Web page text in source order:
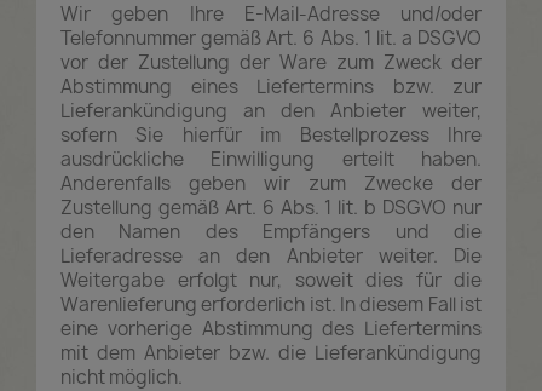
Wir geben Ihre E-Mail-Adresse und/oder
Telefonnummer gemäß Art. 6 Abs. 1 lit. a DSGVO
vor der Zustellung der Ware zum Zweck der
Abstimmung eines Liefertermins bzw. zur
Lieferankündigung an den Anbieter weiter,
sofern Sie hierfür im Bestellprozess Ihre
ausdrückliche Einwilligung erteilt haben.
Anderenfalls geben wir zum Zwecke der
Zustellung gemäß Art. 6 Abs. 1 lit. b DSGVO nur
den Namen des Empfängers und die
Lieferadresse an den Anbieter weiter. Die
Weitergabe erfolgt nur, soweit dies für die
Warenlieferung erforderlich ist. In diesem Fall ist
eine vorherige Abstimmung des Liefertermins
mit dem Anbieter bzw. die Lieferankündigung
nicht möglich.